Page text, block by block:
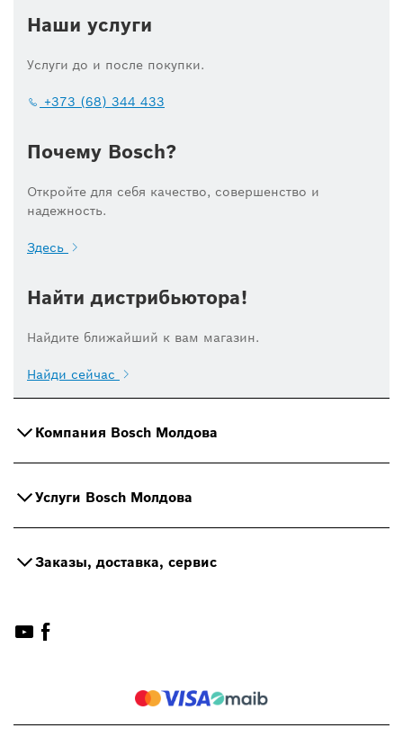
Наши услуги
Услуги до и после покупки.
+373 (68) 344 433
Почему Bosch?
Откройте для себя качество, совершенство и
надежность.
Здесь
Найти дистрибьютора!
Найдите ближайший к вам магазин.
Найди сейчас
Компания Bosch Молдова
Услуги Bosch Молдова
Заказы, доставка, сервис